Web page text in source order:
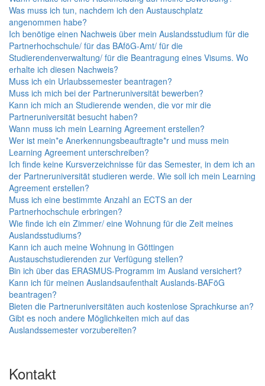
Was muss ich tun, nachdem ich den Austauschplatz
angenommen habe?
Ich benötige einen Nachweis über mein Auslandsstudium für die
Partnerhochschule/ für das BAföG-Amt/ für die
Studierendenverwaltung/ für die Beantragung eines Visums. Wo
erhalte ich diesen Nachweis?
Muss ich ein Urlaubssemester beantragen?
Muss ich mich bei der Partneruniversität bewerben?
Kann ich mich an Studierende wenden, die vor mir die
Partneruniversität besucht haben?
Wann muss ich mein Learning Agreement erstellen?
Wer ist mein*e Anerkennungsbeauftragte*r und muss mein
Learning Agreement unterschreiben?
Ich finde keine Kursverzeichnisse für das Semester, in dem ich an
der Partneruniversität studieren werde. Wie soll ich mein Learning
Agreement erstellen?
Muss ich eine bestimmte Anzahl an ECTS an der
Partnerhochschule erbringen?
Wie finde ich ein Zimmer/ eine Wohnung für die Zeit meines
Auslandsstudiums?
Kann ich auch meine Wohnung in Göttingen
Austauschstudierenden zur Verfügung stellen?
Bin ich über das ERASMUS-Programm im Ausland versichert?
Kann ich für meinen Auslandsaufenthalt Auslands-BAFöG
beantragen?
Bieten die Partneruniversitäten auch kostenlose Sprachkurse an?
Gibt es noch andere Möglichkeiten mich auf das
Auslandssemester vorzubereiten?
Kontakt